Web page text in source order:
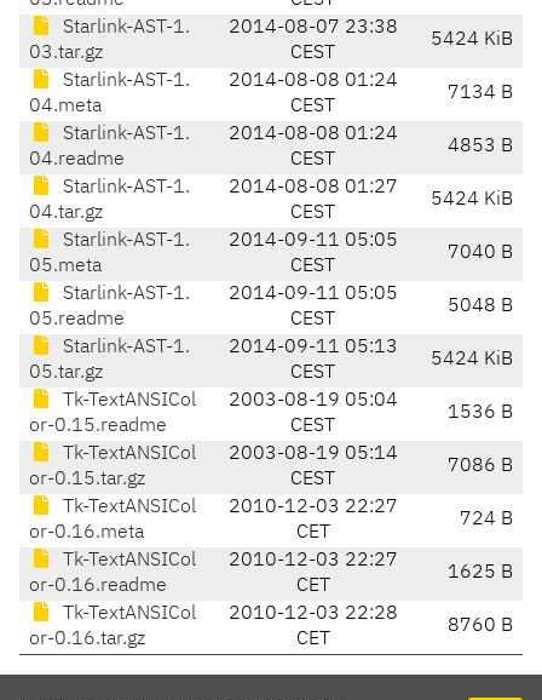
Starlink-AST-1.
03.tar.gz
2014-08-07 23:38
CEST
5424 KiB
Starlink-AST-1.
04.meta
2014-08-08 01:24
CEST
7134 B
Starlink-AST-1.
04.readme
2014-08-08 01:24
CEST
4853 B
Starlink-AST-1.
04.tar.gz
2014-08-08 01:27
CEST
5424 KiB
Starlink-AST-1.
05.meta
2014-09-11 05:05
CEST
7040 B
Starlink-AST-1.
05.readme
2014-09-11 05:05
CEST
5048 B
Starlink-AST-1.
05.tar.gz
2014-09-11 05:13
CEST
5424 KiB
Tk-TextANSICol
or-0.15.readme
2003-08-19 05:04
CEST
1536 B
Tk-TextANSICol
or-0.15.tar.gz
2003-08-19 05:14
CEST
7086 B
Tk-TextANSICol
or-0.16.meta
2010-12-03 22:27
CET
724 B
Tk-TextANSICol
or-0.16.readme
2010-12-03 22:27
CET
1625 B
Tk-TextANSICol
or-0.16.tar.gz
2010-12-03 22:28
CET
8760 B